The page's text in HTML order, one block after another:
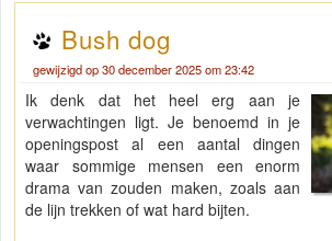
Bush dog
gewijzigd op 30 december 2025 om 23:42
Ik denk dat het heel erg aan je
verwachtingen ligt. Je benoemd in je
openingspost al een aantal dingen
waar sommige mensen een enorm
drama van zouden maken, zoals aan
de lijn trekken of wat hard bijten.